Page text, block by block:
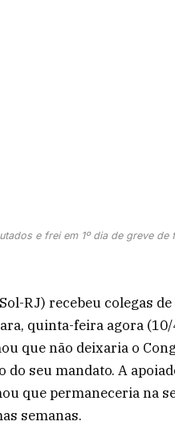
e frei em 1º dia de greve de
RJ) recebeu colegas
quinta-feira agora
que não deixaria o
do seu mandato. A
que permaneceria na
semanas.